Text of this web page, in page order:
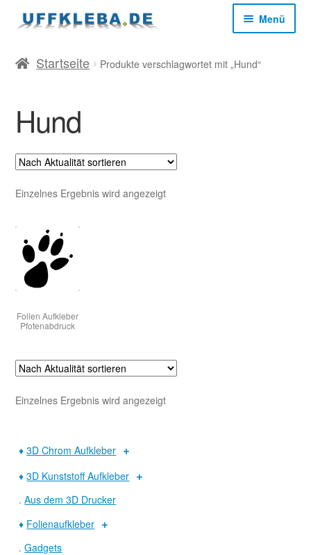
Zur
Navigation
Zum
Inhalt
Menü
Start
Kasse
Mein Konto
Versandkosten
Widerruf
Startseite Produkte verschlagwortet mit „Hund“
Hund
Einzelnes Ergebnis wird angezeigt
Folien Aufkleber
Pfotenabdruck
Einzelnes Ergebnis wird angezeigt
♦3D Chrom Aufkleber
♦3D Kunststoff Aufkleber
.Aus dem 3D Drucker
♦ Folienaufkleber
.Gadgets